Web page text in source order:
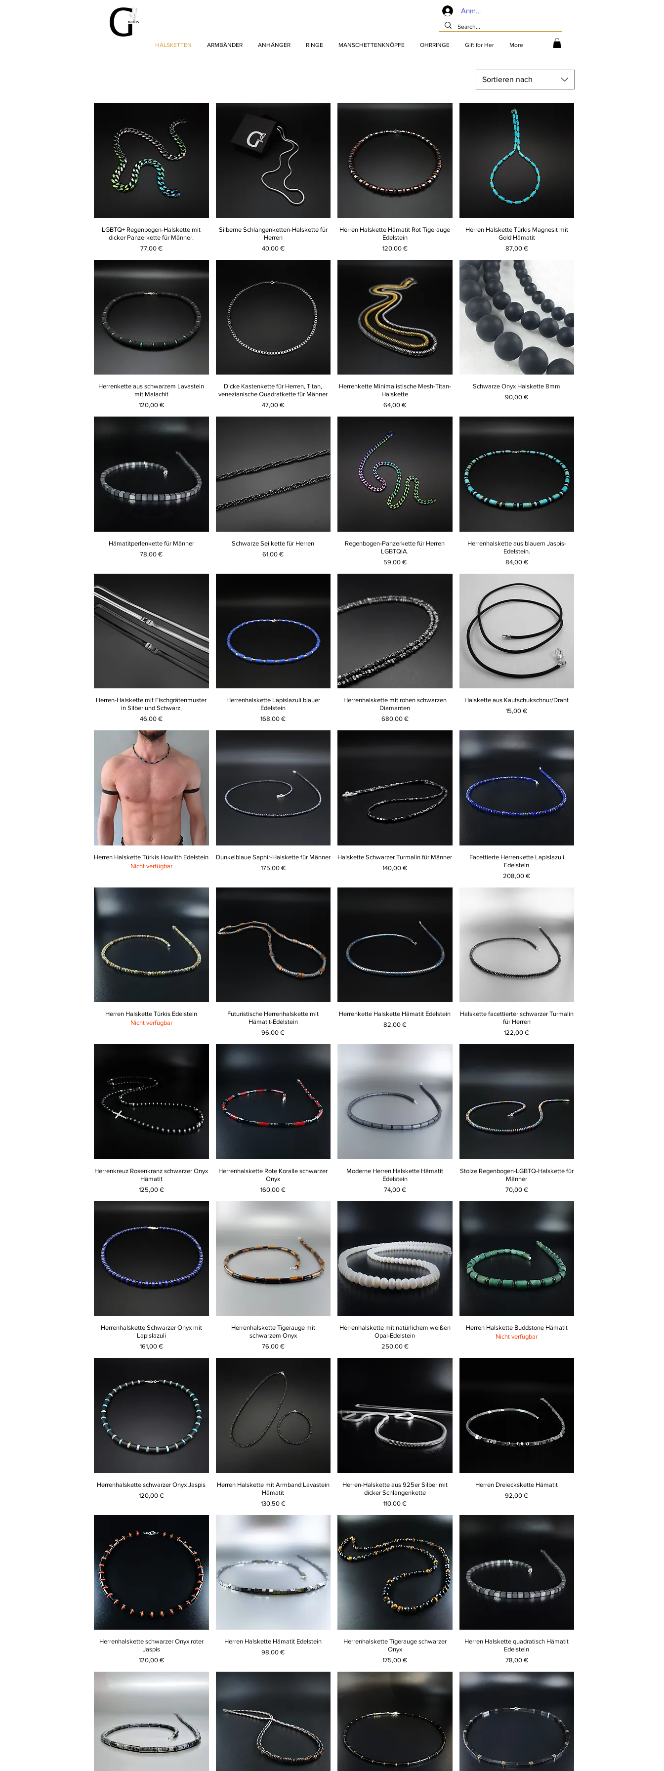
Anmelden
HALSKETTEN ARMBÄNDER ANHÄNGER RINGE MANSCHETTENKNÖPFE OHRRINGE Gift for Her More
Sortieren nach
LGBTQ+ Regenbogen-Halskette mit
dicker Panzerkette für Männer.
Preis
77,00 €
Silberne Schlangenketten-Halskette für
Herren
Preis
40,00 €
Herren Halskette Hämatit Rot Tigerauge
Edelstein
Preis
120,00 €
Herren Halskette Türkis Magnesit mit
Gold Hämatit
Preis
87,00 €
Herrenkette aus schwarzem Lavastein
mit Malachit
Preis
120,00 €
Dicke Kastenkette für Herren, Titan,
venezianische Quadratkette für Männer
Preis
47,00 €
Herrenkette Minimalistische Mesh-Titan-
Halskette
Preis
64,00 €
Schwarze Onyx Halskette 8mm
Preis
90,00 €
Hämatitperlenkette für Männer
Preis
78,00 €
Schwarze Seilkette für Herren
Preis
61,00 €
Regenbogen-Panzerkette für Herren
LGBTQIA.
Preis
59,00 €
Herrenhalskette aus blauem Jaspis-
Edelstein.
Preis
84,00 €
Herren-Halskette mit Fischgrätenmuster
in Silber und Schwarz,
Preis
46,00 €
Herrenhalskette Lapislazuli blauer
Edelstein
Preis
168,00 €
Herrenhalskette mit rohen schwarzen
Diamanten
Preis
680,00 €
Halskette aus Kautschukschnur/Draht
Preis
15,00 €
Herren Halskette Türkis Howlith Edelstein
Nicht verfügbar
Dunkelblaue Saphir-Halskette für Männer
Preis
175,00 €
Halskette Schwarzer Turmalin für Männer
Preis
140,00 €
Facettierte Herrenkette Lapislazuli
Edelstein
Preis
208,00 €
Herren Halskette Türkis Edelstein
Nicht verfügbar
Futuristische Herrenhalskette mit
Hämatit-Edelstein
Preis
96,00 €
Herrenkette Halskette Hämatit Edelstein
Preis
82,00 €
Halskette facettierter schwarzer Turmalin
für Herren
Preis
122,00 €
Herrenkreuz Rosenkranz schwarzer Onyx
Hämatit
Preis
125,00 €
Herrenhalskette Rote Koralle schwarzer
Onyx
Preis
160,00 €
Moderne Herren Halskette Hämatit
Edelstein
Preis
74,00 €
Stolze Regenbogen-LGBTQ-Halskette für
Männer
Preis
70,00 €
Herrenhalskette Schwarzer Onyx mit
Lapislazuli
Preis
161,00 €
Herrenhalskette Tigerauge mit
schwarzem Onyx
Preis
76,00 €
Herrenhalskette mit natürlichem weißen
Opal-Edelstein
Preis
250,00 €
Herren Halskette Buddstone Hämatit
Nicht verfügbar
Herrenhalskette schwarzer Onyx Jaspis
Preis
120,00 €
Herren Halskette mit Armband Lavastein
Hämatit
Preis
130,50 €
Herren-Halskette aus 925er Silber mit
dicker Schlangenkette
Preis
110,00 €
Herren Dreieckskette Hämatit
Preis
92,00 €
Herrenhalskette schwarzer Onyx roter
Jaspis
Preis
120,00 €
Herren Halskette Hämatit Edelstein
Preis
98,00 €
Herrenhalskette Tigerauge schwarzer
Onyx
Preis
175,00 €
Herren Halskette quadratisch Hämatit
Edelstein
Preis
78,00 €